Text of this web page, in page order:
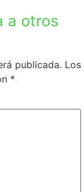
a otros
publicada. Los
*